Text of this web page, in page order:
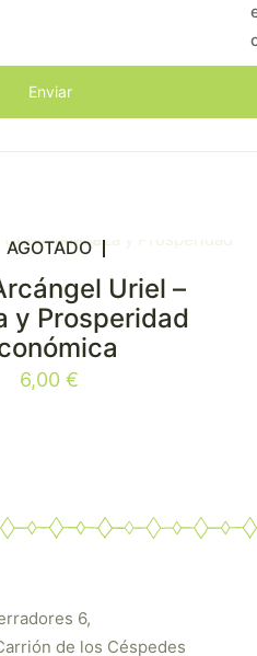
AGOTADO
Uriel –
y Prosperidad
6,00€
6,
de los Céspedes